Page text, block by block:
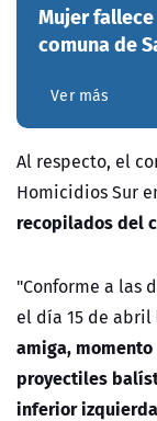
Mujer
comuna de
Ver más
Al respecto, el
Homicidios Sur
recopilados del
"Conforme a las
el día 15 de abril
amiga,
proyectiles
inferior izquierda